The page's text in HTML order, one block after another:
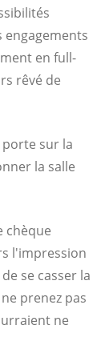
engagements
en full-
rêvé de
sur la
la salle
chèque
l'impression
se casser la
prenez pas
ne